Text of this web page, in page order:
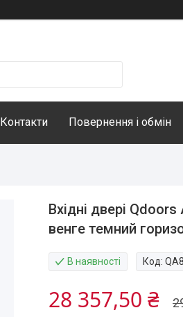
Контакти Повернення і обмін
Вхідні двері
венге темний
В наявності Код:
28 357,50 ₴